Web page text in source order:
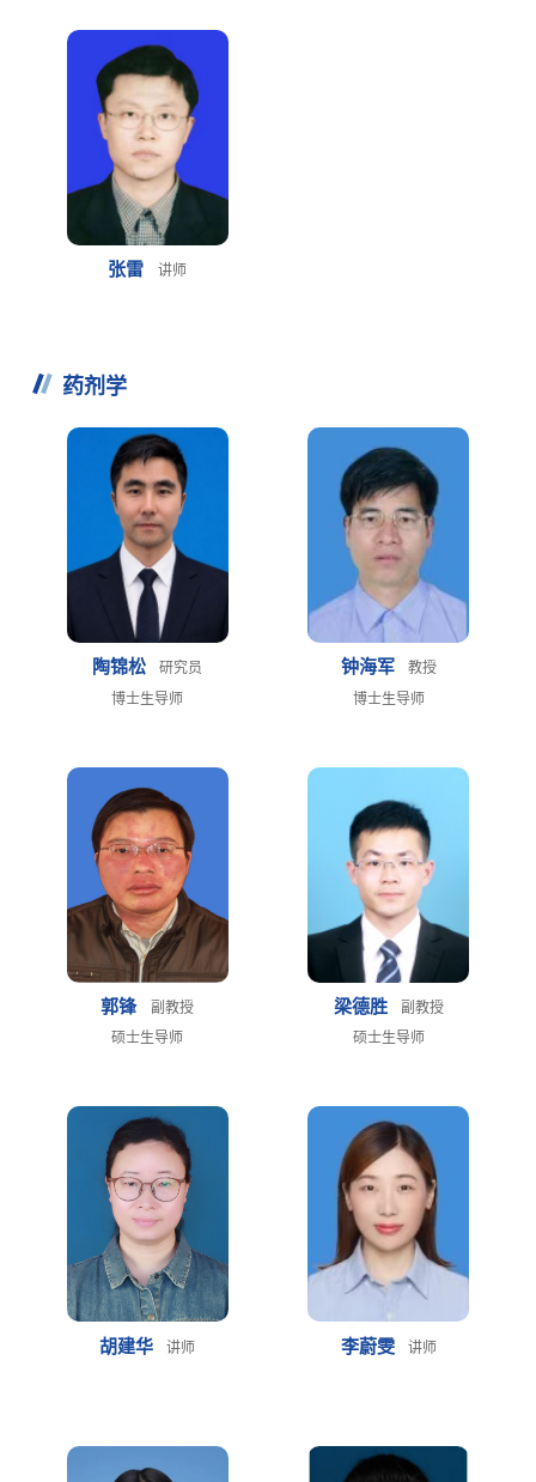
张雷 讲师
药剂学
陶锦松
研究员
博士生导师
钟海军
教授
博士生导师
郭锋
副教授
硕士生导师
梁德胜
副教授
硕士生导师
胡建华 讲师 李蔚雯 讲师